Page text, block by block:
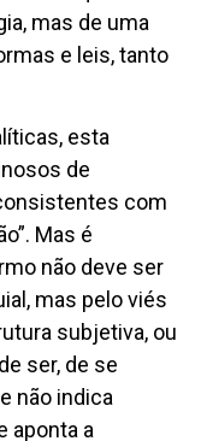
mas de uma
e leis, tanto
esta
de
com
Mas é
não deve ser
mas pelo viés
subjetiva, ou
ser, de se
não indica
aponta a